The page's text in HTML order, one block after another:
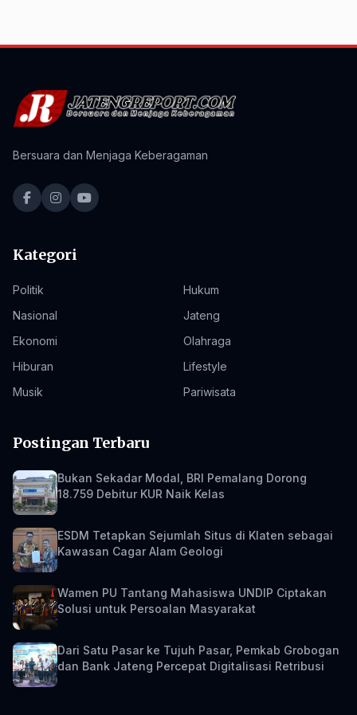
Bersuara dan Menjaga Keberagaman
Kategori
Politik
Hukum
Nasional
Jateng
Ekonomi
Olahraga
Hiburan
Lifestyle
Musik
Pariwisata
Postingan Terbaru
Bukan Sekadar Modal, BRI Pemalang Dorong
18.759 Debitur KUR Naik Kelas
ESDM Tetapkan Sejumlah Situs di Klaten sebagai
Kawasan Cagar Alam Geologi
Wamen PU Tantang Mahasiswa UNDIP Ciptakan
Solusi untuk Persoalan Masyarakat
Dari Satu Pasar ke Tujuh Pasar, Pemkab Grobogan
dan Bank Jateng Percepat Digitalisasi Retribusi